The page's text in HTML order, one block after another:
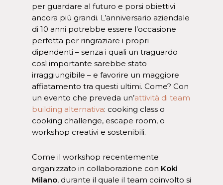
per guardare al futuro e porsi obiettivi
ancora più grandi. L’anniversario aziendale
di 10 anni potrebbe essere l’occasione
perfetta per ringraziare i propri
dipendenti – senza i quali un traguardo
così importante sarebbe stato
irraggiungibile – e favorire un maggiore
affiatamento tra questi ultimi. Come? Con
un evento che preveda un’attività di team
building alternativa: cooking class o
cooking challenge, escape room, o
workshop creativi e sostenibili.
Come il workshop recentemente
organizzato in collaborazione con Koki
Milano, durante il quale il team coinvolto si